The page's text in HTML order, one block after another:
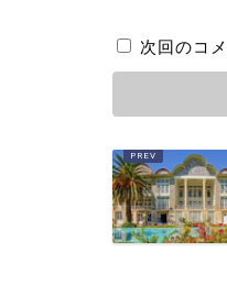
次回のコ